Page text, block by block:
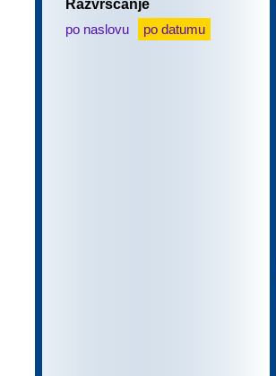
Razvrščanje
po naslovu
po datumu